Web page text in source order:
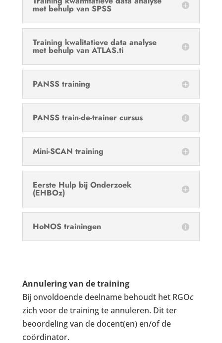
met behulp van SPSS
Training kwalitatieve data analyse
met behulp van ATLAS.ti
PANSS training
PANSS train-de-trainer cursus
Mini-SCAN training
Eerste Hulp bij Onderzoek
(EHBOz)
HoNOS trainingen
Annulering van de training
Bij onvoldoende deelname behoudt het RGOc
zich voor de training te annuleren. Dit ter
beoordeling van de docent(en) en/of de
coördinator.